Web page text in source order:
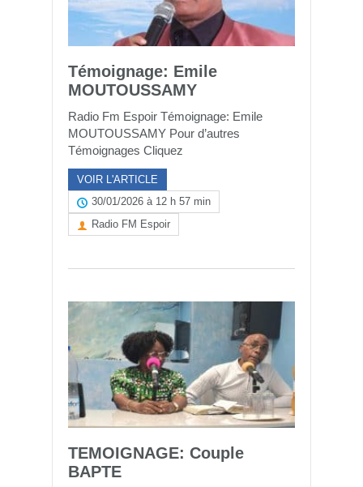
Témoignage: Emile
MOUTOUSSAMY
Radio Fm Espoir Témoignage: Emile
MOUTOUSSAMY Pour d’autres
Témoignages Cliquez
VOIR L'ARTICLE
30/01/2026 à 12 h 57 min
Radio FM Espoir
TEMOIGNAGE: Couple
BAPTE